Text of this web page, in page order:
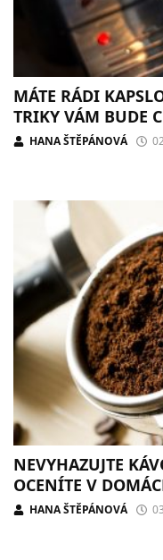
MÁTE RÁDI
TRIKY VÁM BUDE
HANA ŠTĚPÁNOVÁ
NEVYHAZUJTE
OCENÍTE V
HANA ŠTĚPÁNOVÁ